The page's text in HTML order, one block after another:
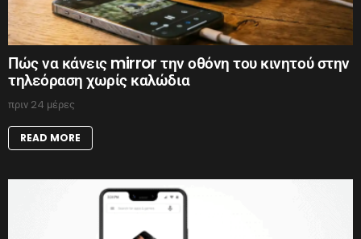
Πώς να κάνεις mirror την οθόνη του κινητού στην
τηλεόραση χωρίς καλώδια
πριν 24 μέρες
READ MORE